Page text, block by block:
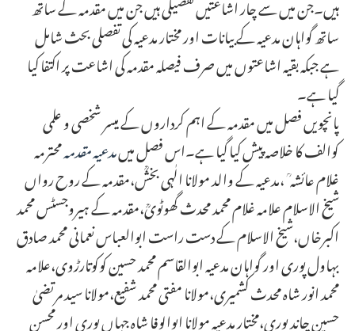
ساتھ گواہان مدعیہ کے بیانات اور مختار مدعیہ کی تفصلی بحث شامل
ہے جبکہ بقیہ اشاعتوں میں صرف فیصلہ مقدمہ کی اشاعت پر اکتفا کیا
گیا ہے۔
پانچویں فصل میں مقدمہ کے اہم کرداروں کے میسر شخصی و علمی
کوالف کا خلاصہ پیش کیا گیا ہے۔اس فصل میںمدعیہ مقدمہمحترمہ
غلام عائشہ ؒ ،مدعیہ کے والد مولانا الٰہی بخشؒ،مقدمہ کے روح رواں
شیخ الاسلام علامہ غلام محمد محدث گھوٹویؒ،مقدمہ کے ہیروجسٹس محمد
اکبرخاں،شیخ الاسلام کے دست راست ابوالعباس نعمانی محمد صادق
بہاول پوری اور گواہان مدعیہ ابوالقاسم محمد حسین کوکوتارڑوی،علامہ
محمد انور شاہ محدث کشمیری،مولانا مفتی محمد شفیع،مولانا سید مرتضیٰ
حسین چاند پوری،مختار مدعیہ مولانا ابوالوفا شاہ جہاں پوری اور محسن